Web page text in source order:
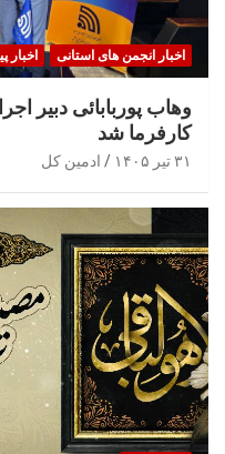
اخبار انجمن های استانی اخبار
وهاب پوربابائی دبیر
کارفرما شد
۳۱ تیر ۱۴۰۵ ادمین کل